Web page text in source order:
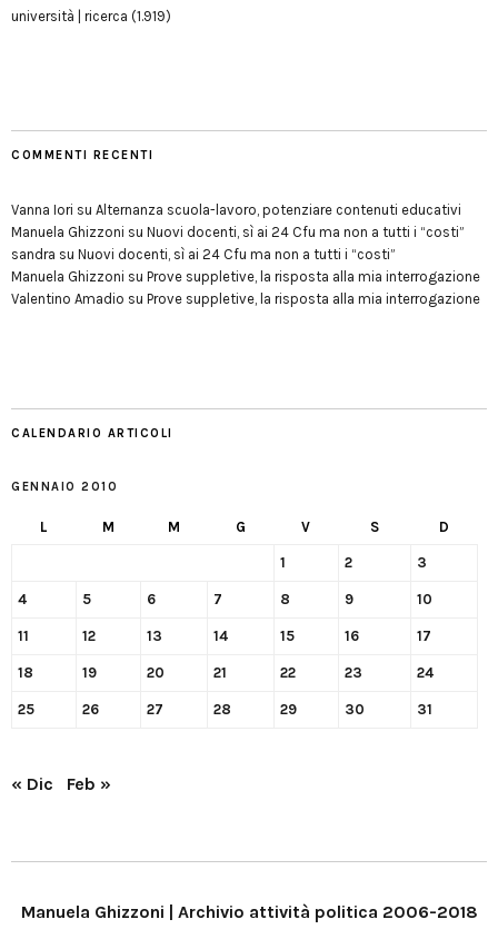
università | ricerca (1.919)
COMMENTI RECENTI
Vanna Iori su Alternanza scuola-lavoro, potenziare contenuti educativi
Manuela Ghizzoni su Nuovi docenti, sì ai 24 Cfu ma non a tutti i “costi”
sandra su Nuovi docenti, sì ai 24 Cfu ma non a tutti i “costi”
Manuela Ghizzoni su Prove suppletive, la risposta alla mia interrogazione
Valentino Amadio su Prove suppletive, la risposta alla mia interrogazione
CALENDARIO ARTICOLI
GENNAIO 2010
L M M G V S D
1 2 3
4 5 6 7 8 9 10
11 12 13 14 15 16 17
18 19 20 21 22 23 24
25 26 27 28 29 30 31
« Dic Feb »
Manuela Ghizzoni | Archivio attività politica 2006-2018